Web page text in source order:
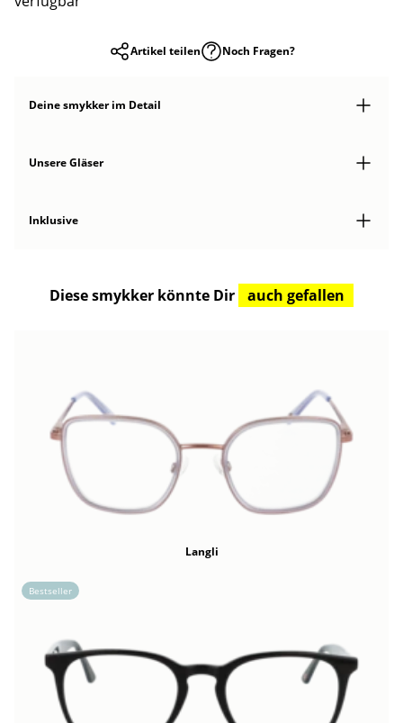
Artikel teilen Noch Fragen?
Deine smykkerim Detail
Unsere Gläser
Inklusive
Diese smykker könnte Dir auch gefallen
Langli
Bestseller